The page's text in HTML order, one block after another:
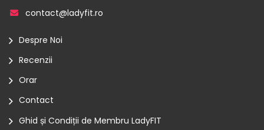
contact@ladyfit.ro
Despre Noi
Recenzii
Orar
Contact
Ghid și Condiții de Membru LadyFIT